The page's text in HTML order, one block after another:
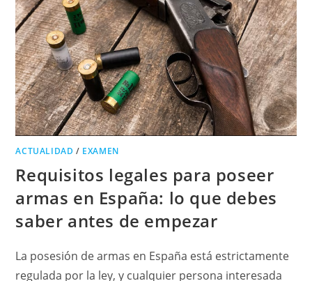
ACTUALIDAD / EXAMEN
Requisitos legales para poseer
armas en España: lo que debes
saber antes de empezar
La posesión de armas en España está estrictamente
regulada por la ley, y cualquier persona interesada